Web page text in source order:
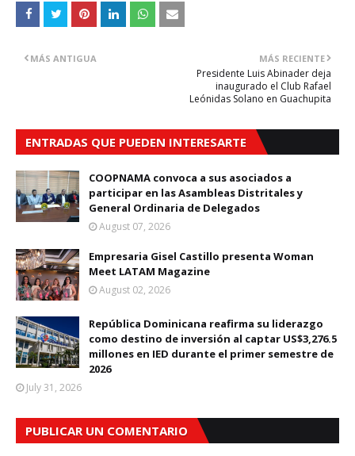
MÁS RECIENTE
Presidente Luis Abinader deja
inaugurado el Club Rafael
Leónidas Solano en Guachupita
MÁS ANTIGUA
ENTRADAS QUE PUEDEN INTERESARTE
COOPNAMA convoca a sus asociados a
participar en las Asambleas Distritales y
General Ordinaria de Delegados
August 07, 2026
Empresaria Gisel Castillo presenta Woman
Meet LATAM Magazine
August 02, 2026
República Dominicana reafirma su liderazgo
como destino de inversión al captar US$3,276.5
millones en IED durante el primer semestre de
2026
July 31, 2026
PUBLICAR UN COMENTARIO